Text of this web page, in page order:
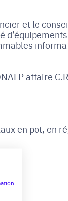
et le
affaire
en pot, en